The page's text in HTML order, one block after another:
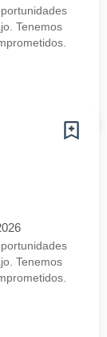
Tenemos
Tenemos